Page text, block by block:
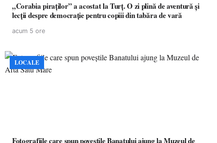
„Corabia piraților” a acostat la Turț. O zi plină de aventură și
lecții despre democrație pentru copiii din tabăra de vară
acum 5 ore
LOCALE
Fotografiile care spun poveștile Banatului ajung la Muzeul de